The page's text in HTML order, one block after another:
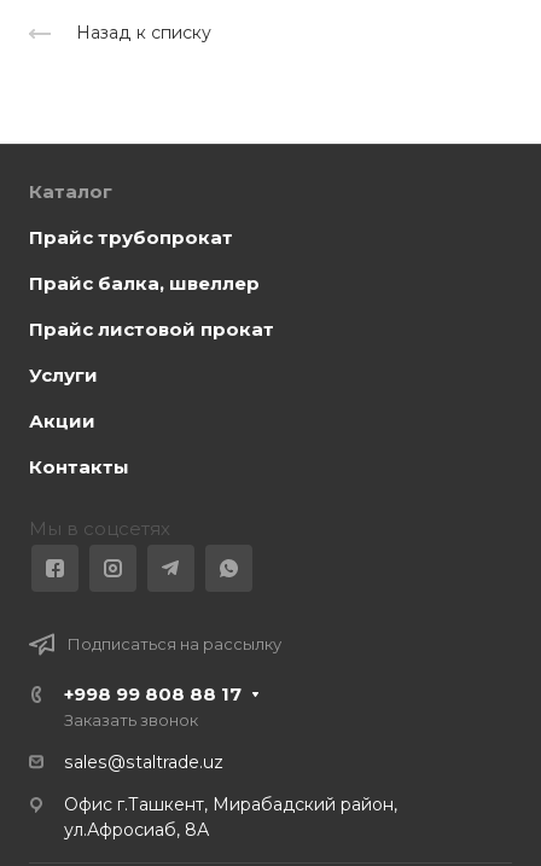
Назад к списку
Каталог
Прайс трубопрокат
Прайс балка, швеллер
Прайс листовой прокат
Услуги
Акции
Контакты
Мы в соцсетях
Подписаться на рассылку
+998 99 808 88 17
Заказать звонок
sales@staltrade.uz
Офис г.Ташкент, Мирабадский район,
ул.Афросиаб, 8А